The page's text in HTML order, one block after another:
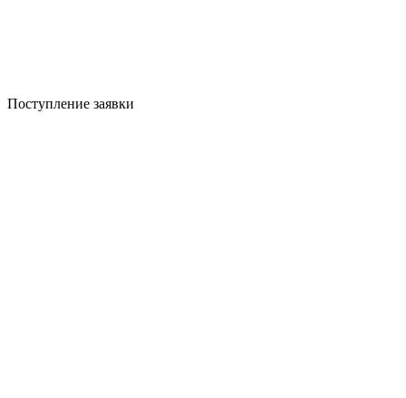
Поступление заявки